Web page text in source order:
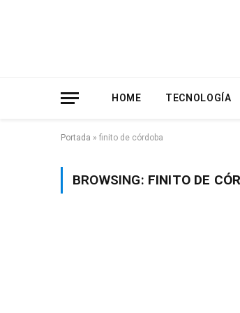
HOME TECNOLOGÍA
Portada » finito de córdoba
BROWSING: FINITO DE